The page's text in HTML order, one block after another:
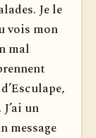
Je le
vois mon
mal
un
message